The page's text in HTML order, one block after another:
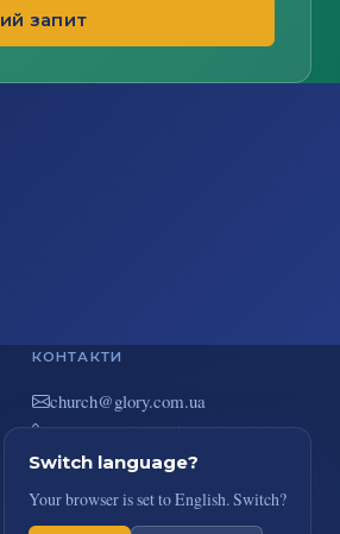
запит
КОНТАКТИ
au.moc.yrolg@hcruhc
+38(044) 383-73-51
вул. В. Покотила 7/2, Київ
Switch language?
Your browser is set to English. Switch?